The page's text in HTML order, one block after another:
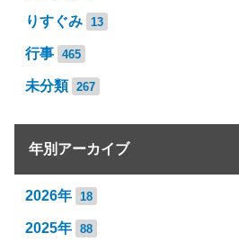
りすぐみ 13
行事 465
未分類 267
年別アーカイブ
2026年 18
2025年 88